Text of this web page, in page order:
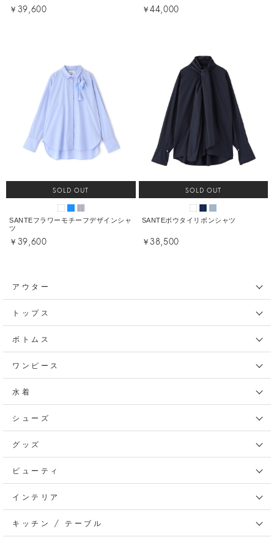
￥39,600 ￥44,000
SOLD OUT
SANTEフラワーモチーフデザインシャ
ツ
￥39,600
SOLD OUT
SANTEボウタイリボンシャツ
￥38,500
アウター
トップス
ボトムス
ワンピース
水着
シューズ
グッズ
ビューティ
インテリア
キッチン / テーブル